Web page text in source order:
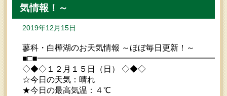
気情報！～
2019年12月15日
蓼科・白樺湖のお天気情報 ～ほぼ毎日更新！～
◇◆◇１２月１５日（日） ◇◆◇
☆今日の天気：晴れ
★今日の最高気温：４℃